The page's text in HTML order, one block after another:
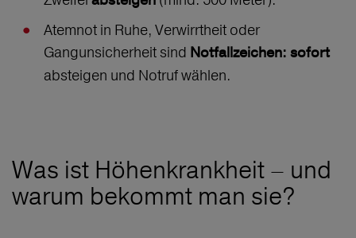
Atemnot in Ruhe, Verwirrtheit oder
Gangunsicherheit sind Notfallzeichen: sofort
absteigen und Notruf wählen.
Was ist Höhenkrankheit – und
warum bekommt man sie?